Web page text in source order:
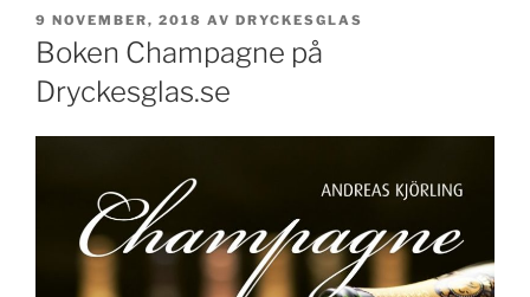
PUBLICERAT
9 NOVEMBER, 2018 AV DRYCKESGLAS
Boken Champagne på
Dryckesglas.se